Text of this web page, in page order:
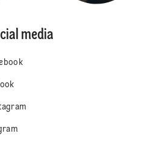
media